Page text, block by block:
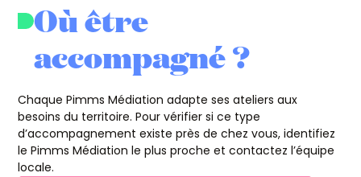
Où être
accompagné ?
Chaque Pimms Médiation adapte ses ateliers aux
besoins du territoire. Pour vérifier si ce type
d’accompagnement existe près de chez vous, identifiez
le Pimms Médiation le plus proche et contactez l’équipe
locale.